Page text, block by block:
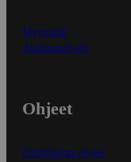
Myymälät
Asiakaspalvelu
Ohjeet
Ensitilaajan ohjeet